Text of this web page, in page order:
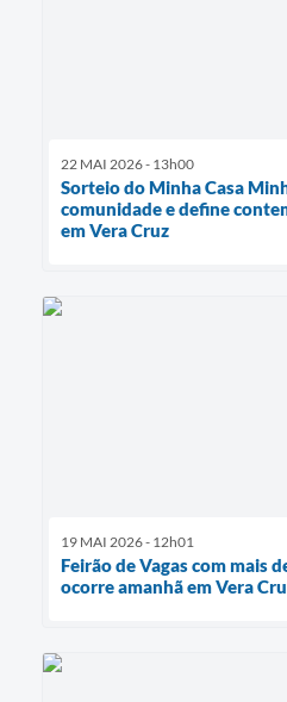
22 MAI 2026 - 13h00
Sorteio do Minha Casa
comunidade e define
em Vera Cruz
19 MAI 2026 - 12h01
Feirão de Vagas com mais
ocorre amanhã em Vera